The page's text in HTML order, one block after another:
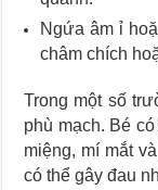
Ngứa âm ỉ
châm chích
Trong một số
phù mạch. Bé
miệng, mí mắt
có thể gây đau